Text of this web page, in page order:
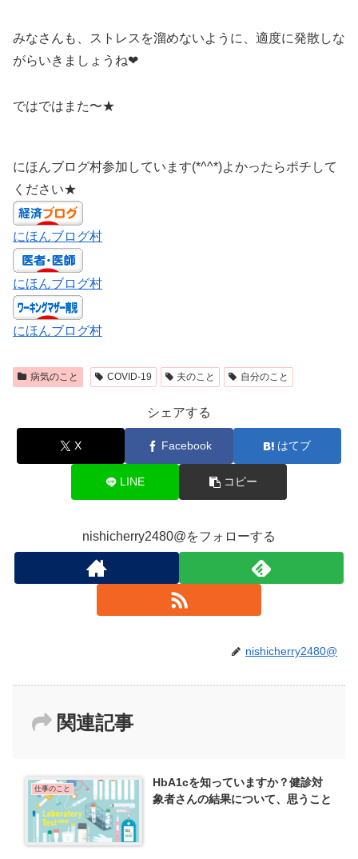
みなさんも、ストレスを溜めないように、適度に発散しな
がらいきましょうね❤︎
ではではまた〜★
にほんブログ村参加しています(*^^*)よかったらポチして
ください★
にほんブログ村
にほんブログ村
にほんブログ村
病気のこと COVID-19 夫のこと 自分のこと
シェアする
X Facebook はてブ
LINE コピー
nishicherry2480@をフォローする
nishicherry2480@
関連記事
仕事のこと
HbA1cを知っていますか？健診対
象者さんの結果について、思うこと